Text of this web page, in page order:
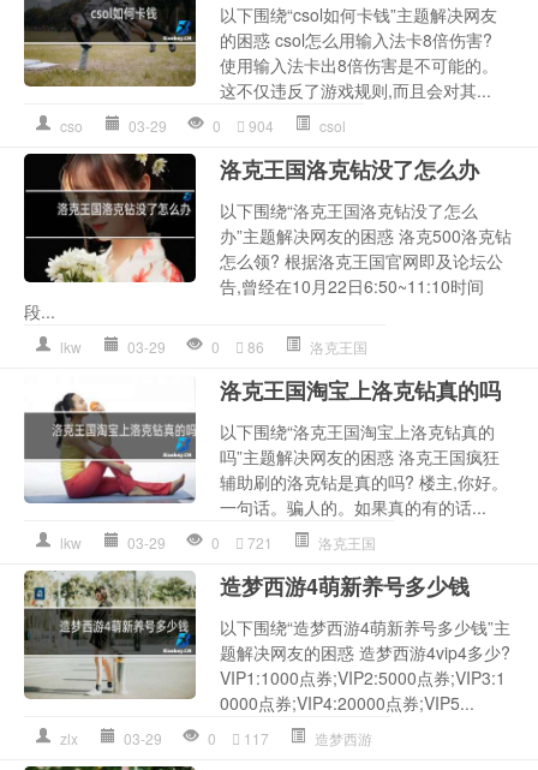
以下围绕“csol如何卡钱”主题解决网友
的困惑 csol怎么用输入法卡8倍伤害?
使用输入法卡出8倍伤害是不可能的。
这不仅违反了游戏规则,而且会对其...
cso 03-29 0 904 csol
洛克王国洛克钻没了怎么办
以下围绕“洛克王国洛克钻没了怎么
办”主题解决网友的困惑 洛克500洛克钻
怎么领? 根据洛克王国官网即及论坛公
告,曾经在10月22日6:50~11:10时间
段...
lkw 03-29 0 86 洛克王国
洛克王国淘宝上洛克钻真的吗
以下围绕“洛克王国淘宝上洛克钻真的
吗”主题解决网友的困惑 洛克王国疯狂
辅助刷的洛克钻是真的吗? 楼主,你好。
一句话。骗人的。如果真的有的话...
lkw 03-29 0 721 洛克王国
造梦西游4萌新养号多少钱
以下围绕“造梦西游4萌新养号多少钱”主
题解决网友的困惑 造梦西游4vip4多少?
VIP1:1000点券;VIP2:5000点券;VIP3:1
0000点券;VIP4:20000点券;VIP5...
zlx 03-29 0 117 造梦西游